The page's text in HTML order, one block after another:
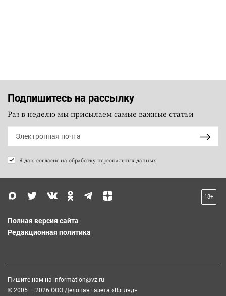
Подпишитесь на рассылку
Раз в неделю мы присылаем самые важные статьи
Я даю согласие на обработку персональных данных
18+
Полная версия сайта
Редакционная политика
Пишите нам на information@vz.ru
© 2005 — 2026 ООО Деловая газета «Взгляд»